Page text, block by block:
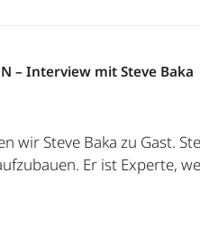
– Interview mit Steve Baka
wir Steve Baka zu
Er ist Experte,